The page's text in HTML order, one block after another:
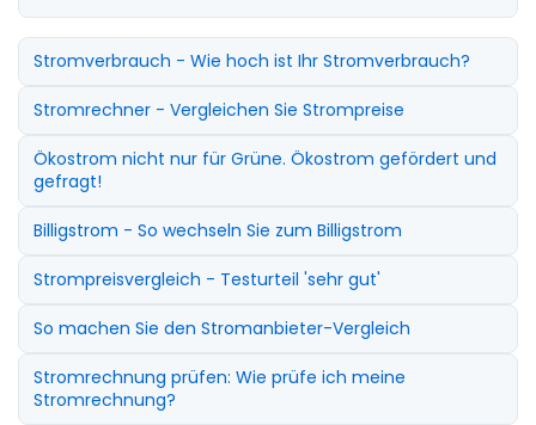
Stromverbrauch - Wie hoch ist Ihr Stromverbrauch?
Stromrechner - Vergleichen Sie Strompreise
Ökostrom nicht nur für Grüne. Ökostrom gefördert und
gefragt!
Billigstrom - So wechseln Sie zum Billigstrom
Strompreisvergleich - Testurteil 'sehr gut'
So machen Sie den Stromanbieter-Vergleich
Stromrechnung prüfen: Wie prüfe ich meine
Stromrechnung?